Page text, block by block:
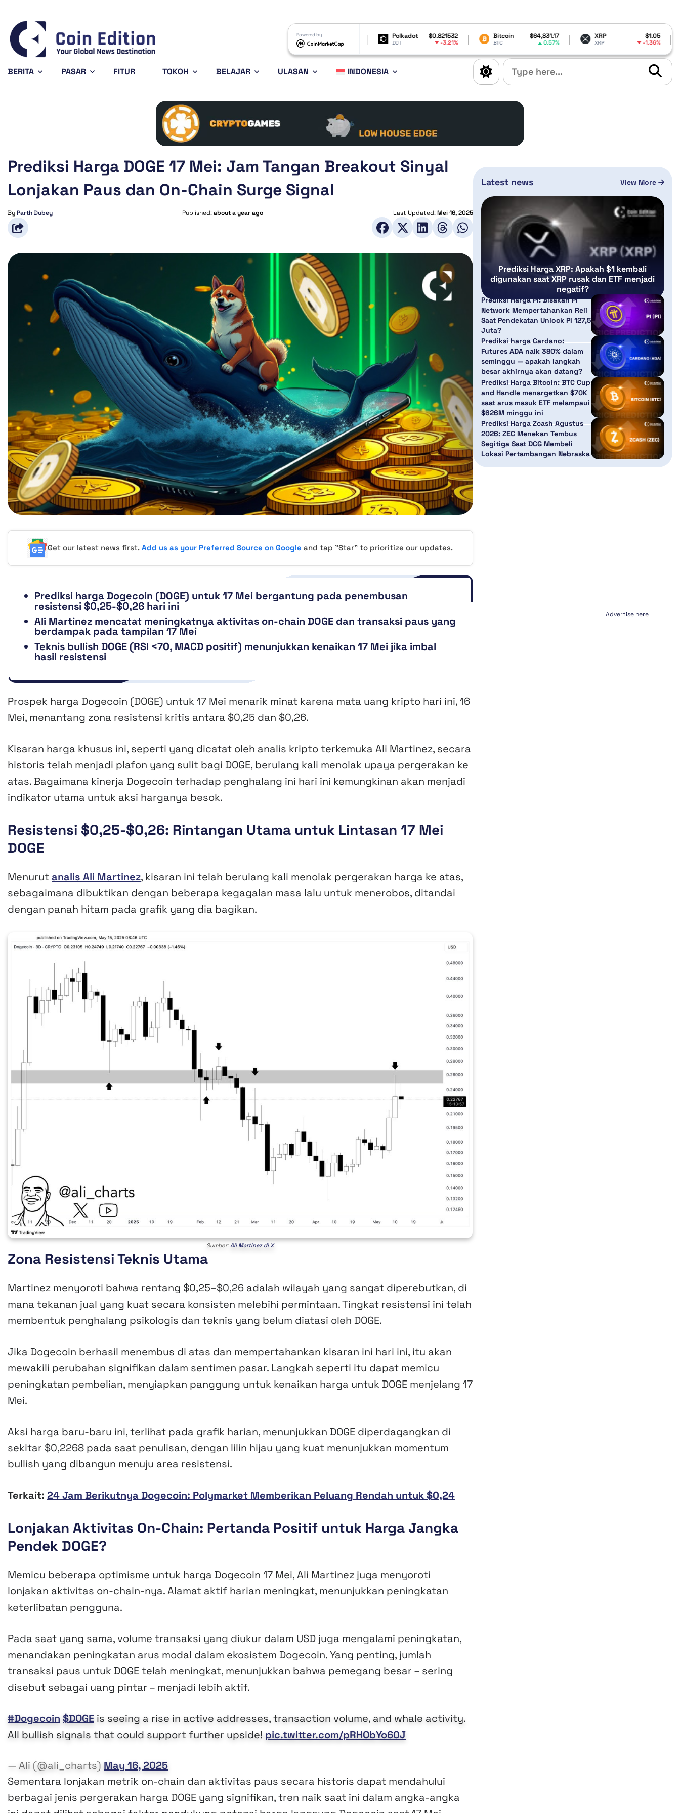
Powered by
Solana $73.46
SOL
Avalanche
AVAX
$0.000005
-3.54%
$0.821532
DOT -3.21%
Bitcoin $64,831.17
BTC 0.57%
XRP $1.05
XRP -1.36%
Dogecoin
DOGE
BERITA PASAR FITUR TOKOH BELAJAR ULASAN INDONESIA
Prediksi Harga DOGE 17 Mei: Jam Tangan Breakout Sinyal
Lonjakan Paus dan On-Chain Surge Signal
ByParth Dubey Published:about a year ago Last Updated:Mei 16, 2025
Get our latest news first.Add us as your Preferred Source on Google and tap "Star" to prioritize our updates.
Prediksi harga Dogecoin (DOGE) untuk 17 Mei bergantung pada penembusan
resistensi $0,25-$0,26 hari ini
Ali Martinez mencatat meningkatnya aktivitas on-chain DOGE dan transaksi paus yang
berdampak pada tampilan 17 Mei
Teknis bullish DOGE (RSI <70, MACD positif) menunjukkan kenaikan 17 Mei jika imbal
hasil resistensi
Prospek harga Dogecoin (DOGE) untuk 17 Mei menarik minat karena mata uang kripto hari ini, 16
Mei, menantang zona resistensi kritis antara $0,25 dan $0,26.
Kisaran harga khusus ini, seperti yang dicatat oleh analis kripto terkemuka Ali Martinez, secara
historis telah menjadi plafon yang sulit bagi DOGE, berulang kali menolak upaya pergerakan ke
atas. Bagaimana kinerja Dogecoin terhadap penghalang ini hari ini kemungkinan akan menjadi
indikator utama untuk aksi harganya besok.
Resistensi $0,25-$0,26: Rintangan Utama untuk Lintasan 17 Mei
DOGE
Menurutanalis Ali Martinez, kisaran ini telah berulang kali menolak pergerakan harga ke atas,
sebagaimana dibuktikan dengan beberapa kegagalan masa lalu untuk menerobos, ditandai
dengan panah hitam pada grafik yang dia bagikan.
Sumber: Ali Martinez di X
Zona Resistensi Teknis Utama
Martinez menyoroti bahwa rentang $0,25–$0,26 adalah wilayah yang sangat diperebutkan, di
mana tekanan jual yang kuat secara konsisten melebihi permintaan. Tingkat resistensi ini telah
membentuk penghalang psikologis dan teknis yang belum diatasi oleh DOGE.
Jika Dogecoin berhasil menembus di atas dan mempertahankan kisaran ini hari ini, itu akan
mewakili perubahan signifikan dalam sentimen pasar. Langkah seperti itu dapat memicu
peningkatan pembelian, menyiapkan panggung untuk kenaikan harga untuk DOGE menjelang 17
Mei.
Aksi harga baru-baru ini, terlihat pada grafik harian, menunjukkan DOGE diperdagangkan di
sekitar $0,2268 pada saat penulisan, dengan lilin hijau yang kuat menunjukkan momentum
bullish yang dibangun menuju area resistensi.
Terkait: 24 Jam Berikutnya Dogecoin: Polymarket Memberikan Peluang Rendah untuk $0,24
Lonjakan Aktivitas On-Chain: Pertanda Positif untuk Harga Jangka
Pendek DOGE?
Memicu beberapa optimisme untuk harga Dogecoin 17 Mei, Ali Martinez juga menyoroti
lonjakan aktivitas on-chain-nya. Alamat aktif harian meningkat, menunjukkan peningkatan
keterlibatan pengguna.
Pada saat yang sama, volume transaksi yang diukur dalam USD juga mengalami peningkatan,
menandakan peningkatan arus modal dalam ekosistem Dogecoin. Yang penting, jumlah
transaksi paus untuk DOGE telah meningkat, menunjukkan bahwa pemegang besar – sering
disebut sebagai uang pintar – menjadi lebih aktif.
#Dogecoin $DOGE is seeing a rise in active addresses, transaction volume, and whale activity.
All bullish signals that could support further upside! pic.twitter.com/pRHObYo60J
— Ali (@ali_charts) May 16, 2025
Sementara lonjakan metrik on-chain dan aktivitas paus secara historis dapat mendahului
berbagai jenis pergerakan harga DOGE yang signifikan, tren naik saat ini dalam angka-angka
Latest news View More
Prediksi Harga XRP: Apakah $1 kembali
digunakan saat XRP rusak dan ETF menjadi
negatif?
Prediksi Harga PI: Bisakah Pi
Network Mempertahankan Reli
Saat Pendekatan Unlock PI 127,5
Juta?
Prediksi harga Cardano:
Futures ADA naik 380% dalam
seminggu — apakah langkah
besar akhirnya akan datang?
Prediksi Harga Bitcoin: BTC Cup
and Handle menargetkan $70K
saat arus masuk ETF melampaui
$626M minggu ini
Prediksi Harga Zcash Agustus
2026: ZEC Menekan Tembus
Segitiga Saat DCG Membeli
Lokasi Pertambangan Nebraska
Advertise here